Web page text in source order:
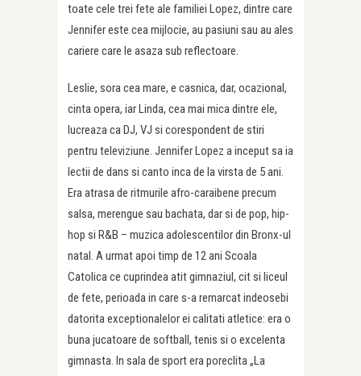
toate cele trei fete ale familiei Lopez, dintre care
Jennifer este cea mijlocie, au pasiuni sau au ales
cariere care le asaza sub reflectoare.
Leslie, sora cea mare, e casnica, dar, ocazional,
cinta opera, iar Linda, cea mai mica dintre ele,
lucreaza ca DJ, VJ si corespondent de stiri
pentru televiziune. Jennifer Lopez a inceput sa ia
lectii de dans si canto inca de la virsta de 5 ani.
Era atrasa de ritmurile afro-caraibene precum
salsa, merengue sau bachata, dar si de pop, hip-
hop si R&B – muzica adolescentilor din Bronx-ul
natal. A urmat apoi timp de 12 ani Scoala
Catolica ce cuprindea atit gimnaziul, cit si liceul
de fete, perioada in care s-a remarcat indeosebi
datorita exceptionalelor ei calitati atletice: era o
buna jucatoare de softball, tenis si o excelenta
gimnasta. In sala de sport era poreclita „La